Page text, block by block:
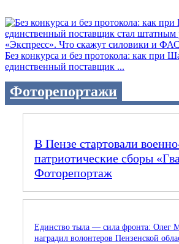
Без конкурса и без протокола: как при
единственный поставщик ...
Фоторепортажи
В Пензе стартовали
патриотические сборы
Фоторепортаж
Единство тыла — сила фронта: Олег
наградил волонтеров Пензенской